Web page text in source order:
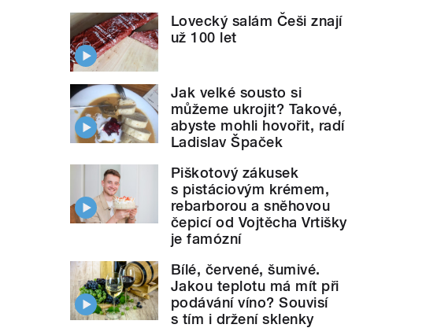
Lovecký salám Češi znají
už 100 let
Jak velké sousto si
můžeme ukrojit? Takové,
abyste mohli hovořit, radí
Ladislav Špaček
Piškotový zákusek
s pistáciovým krémem,
rebarborou a sněhovou
čepicí od Vojtěcha Vrtišky
je famózní
Bílé, červené, šumivé.
Jakou teplotu má mít při
podávání víno? Souvisí
s tím i držení sklenky